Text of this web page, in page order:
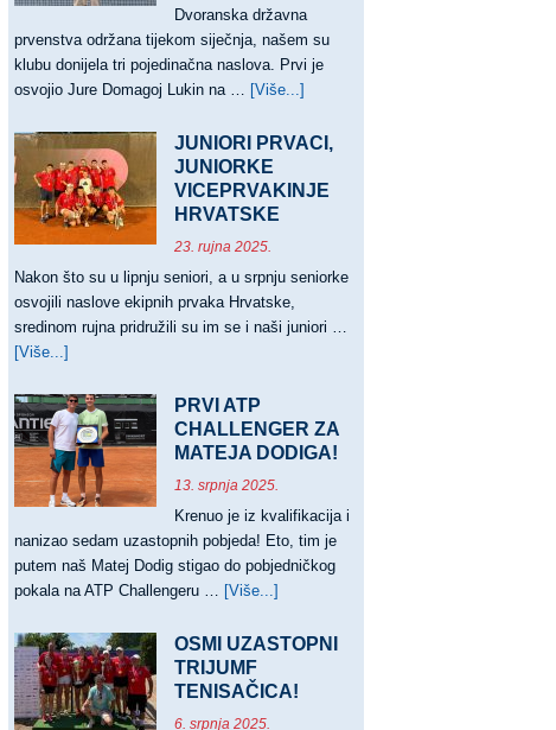
Dvoranska državna
prvenstva održana tijekom siječnja, našem su
klubu donijela tri pojedinačna naslova. Prvi je
osvojio Jure Domagoj Lukin na … [Više...]
NASLOVA
PRVAKA
JUNIORI PRVACI,
JUNIORKE
VICEPRVAKINJE
HRVATSKE
23. rujna 2025.
Nakon što su u lipnju seniori, a u srpnju seniorke
osvojili naslove ekipnih prvaka Hrvatske,
sredinom rujna pridružili su im se i naši juniori …
[Više...]
PRVACI,
JUNIORKE
VICEPRVAKINJE
HRVATSKE
PRVI ATP
CHALLENGER ZA
MATEJA DODIGA!
13. srpnja 2025.
Krenuo je iz kvalifikacija i
nanizao sedam uzastopnih pobjeda! Eto, tim je
putem naš Matej Dodig stigao do pobjedničkog
pokala na ATP Challengeru … [Više...]
ATP
ZA
OSMI UZASTOPNI
TRIJUMF
TENISAČICA!
6. srpnja 2025.